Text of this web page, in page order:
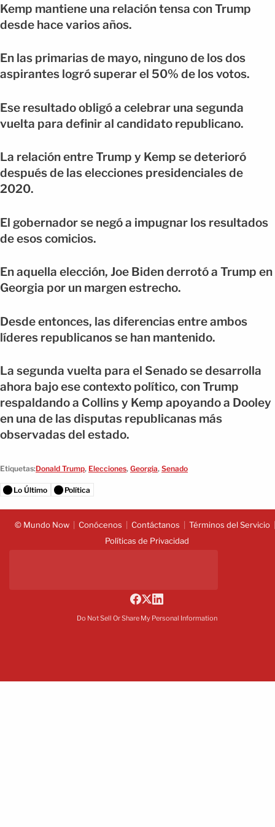
Kemp mantiene una relación tensa con Trump
desde hace varios años.
En las primarias de mayo, ninguno de los dos
aspirantes logró superar el 50% de los votos.
Ese resultado obligó a celebrar una segunda
vuelta para definir al candidato republicano.
La relación entre Trump y Kemp se deterioró
después de las elecciones presidenciales de
2020.
El gobernador se negó a impugnar los resultados
de esos comicios.
En aquella elección, Joe Biden derrotó a Trump en
Georgia por un margen estrecho.
Desde entonces, las diferencias entre ambos
líderes republicanos se han mantenido.
La segunda vuelta para el Senado se desarrolla
ahora bajo ese contexto político, con Trump
respaldando a Collins y Kemp apoyando a Dooley
en una de las disputas republicanas más
observadas del estado.
Etiquetas:Donald Trump, Elecciones, Georgia, Senado
Lo Último Política
© Mundo Now Conócenos Contáctanos
Términos del Servicio
Políticas de Privacidad
Do Not Sell Or Share My Personal Information